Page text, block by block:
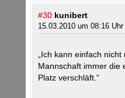
#30 kunibert
15.03.2010 um 08:16 Uhr
„Ich kann einfach
Mannschaft immer die
Platz verschläft.“